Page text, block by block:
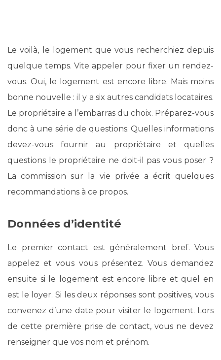
Le voilà, le logement que vous recherchiez depuis
quelque temps. Vite appeler pour fixer un rendez-
vous. Oui, le logement est encore libre. Mais moins
bonne nouvelle : il y a six autres candidats locataires.
Le propriétaire a l’embarras du choix. Préparez-vous
donc à une série de questions. Quelles informations
devez-vous fournir au propriétaire et quelles
questions le propriétaire ne doit-il pas vous poser ?
La commission sur la vie privée a écrit quelques
recommandations à ce propos.
Données d’identité
Le premier contact est généralement bref. Vous
appelez et vous vous présentez. Vous demandez
ensuite si le logement est encore libre et quel en
est le loyer. Si les deux réponses sont positives, vous
convenez d’une date pour visiter le logement. Lors
de cette première prise de contact, vous ne devez
renseigner que vos nom et prénom.